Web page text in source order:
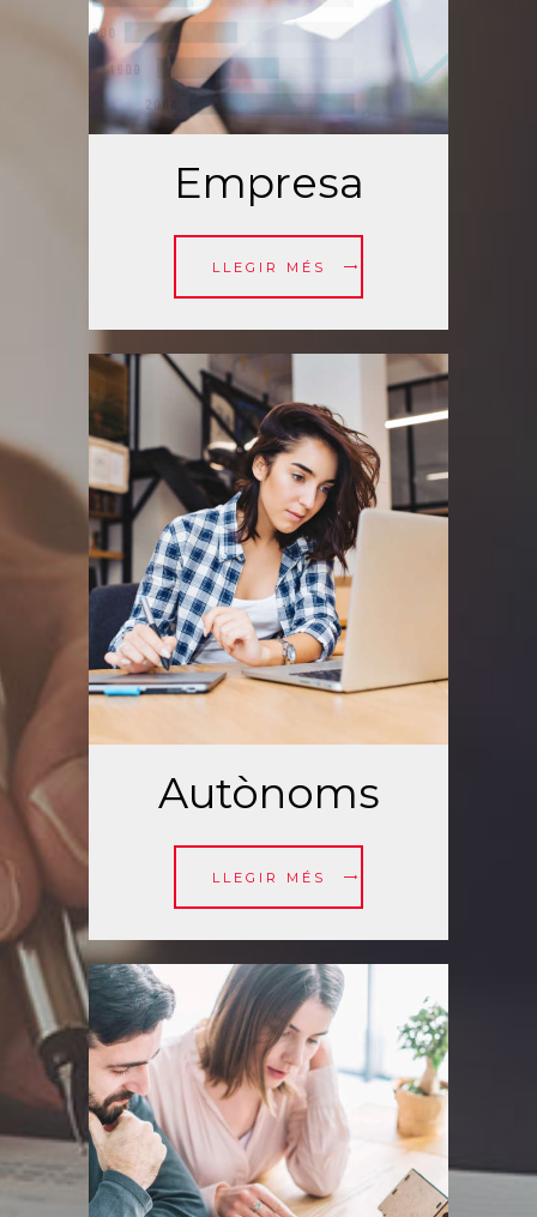
Empresa
LLEGIR MÉS
Autònoms
LLEGIR MÉS